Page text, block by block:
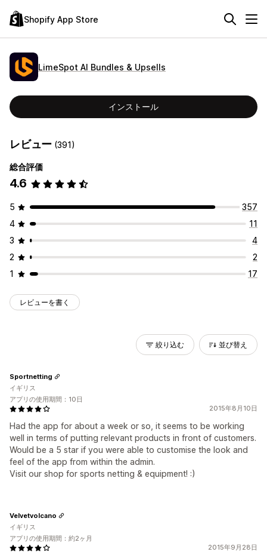
Shopify App Store
LimeSpot AI Bundles & Upsells
インストール
レビュー (391)
総合評価
4.6
5
357
4
11
3
4
2
2
1
17
レビューを書く
絞り込む 並び替え
2015年8月10日
Had the app for about a week or so, it seems to be working
well in terms of putting relevant products in front of customers.
Would be a 5 star if you were able to customise the look and
feel of the app from within the admin.
Visit our shop for sports netting & equipment! :)
Sportnetting
イギリス
アプリの使用期間：10日
2015年9月28日
Velvetvolcano
イギリス
アプリの使用期間：約2ヶ月